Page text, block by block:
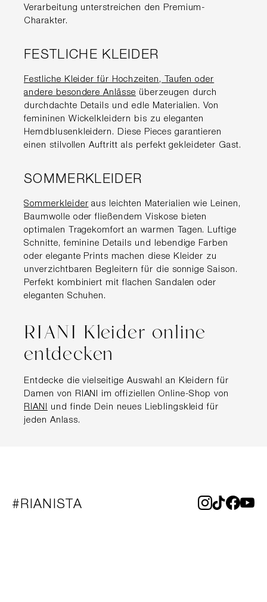
Verarbeitung unterstreichen den Premium-
Charakter.
FESTLICHE KLEIDER
Festliche Kleider für Hochzeiten, Taufen oder
andere besondere Anlässe überzeugen durch
durchdachte Details und edle Materialien. Von
femininen Wickelkleidern bis zu eleganten
Hemdblusenkleidern. Diese Pieces garantieren
einen stilvollen Auftritt als perfekt gekleideter Gast.
SOMMERKLEIDER
Sommerkleider aus leichten Materialien wie Leinen,
Baumwolle oder fließendem Viskose bieten
optimalen Tragekomfort an warmen Tagen. Luftige
Schnitte, feminine Details und lebendige Farben
oder elegante Prints machen diese Kleider zu
unverzichtbaren Begleitern für die sonnige Saison.
Perfekt kombiniert mit flachen Sandalen oder
eleganten Schuhen.
RIANI Kleider online
entdecken
Entdecke die vielseitige Auswahl an Kleidern für
Damen von RIANI im offiziellen Online-Shop von
RIANI
und finde Dein neues Lieblingskleid für
jeden Anlass.
#RIANISTA